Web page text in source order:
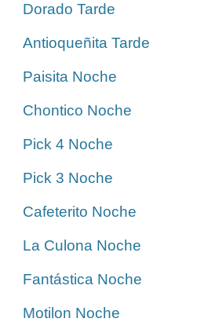
Dorado Tarde
Antioqueñita Tarde
Paisita Noche
Chontico Noche
Pick 4 Noche
Pick 3 Noche
Cafeterito Noche
La Culona Noche
Fantástica Noche
Motilon Noche